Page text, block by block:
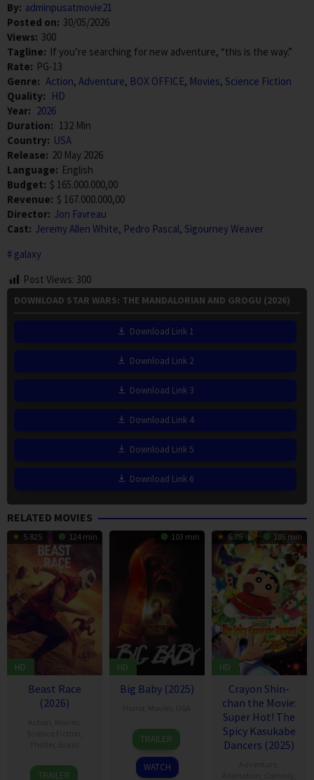
By: adminpusatmovie21
Posted on: 30/05/2026
Views: 300
Tagline: If you’re searching for new adventure, “this is the way.”
Rate: PG-13
Genre: Action, Adventure, BOX OFFICE, Movies, Science Fiction
Quality: HD
Year: 2026
Duration: 132 Min
Country: USA
Release: 20 May 2026
Language: English
Budget: $ 165.000.000,00
Revenue: $ 167.000.000,00
Director: Jon Favreau
Cast: Jeremy Allen White, Pedro Pascal, Sigourney Weaver
galaxy
Post Views: 300
DOWNLOAD STAR WARS: THE MANDALORIAN AND GROGU (2026)
Download Link 1
Download Link 2
Download Link 3
Download Link 4
Download Link 5
Download Link 6
RELATED MOVIES
5.825 124 min
HD
Beast Race
(2026)
17
Fernando
TRAILER
103 min
HD
Big Baby (2025)
9
Oct
2025
Spider
One
TRAILER
WATCH
6.75 105 min
HD
Crayon Shin-
chan the Movie:
Super Hot! The
Spicy Kasukabe
Dancers (2025)